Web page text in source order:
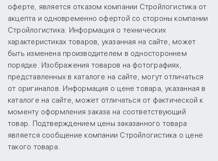
оферте, является отказом компании Стройлогистика от
акцепта и одновременно офертой со стороны компании
Стройлогистика. Информация о технических
характеристиках товаров, указанная на сайте, может
быть изменена производителем в одностороннем
порядке. Изображения товаров на фотографиях,
представленных в каталоге на сайте, могут отличаться
от оригиналов. Информация о цене товара, указанная в
каталоге на сайте, может отличаться от фактической к
моменту оформления заказа на соответствующий
товар. Подтверждением цены заказанного товара
является сообщение компании Стройлогистика о цене
такого товара.